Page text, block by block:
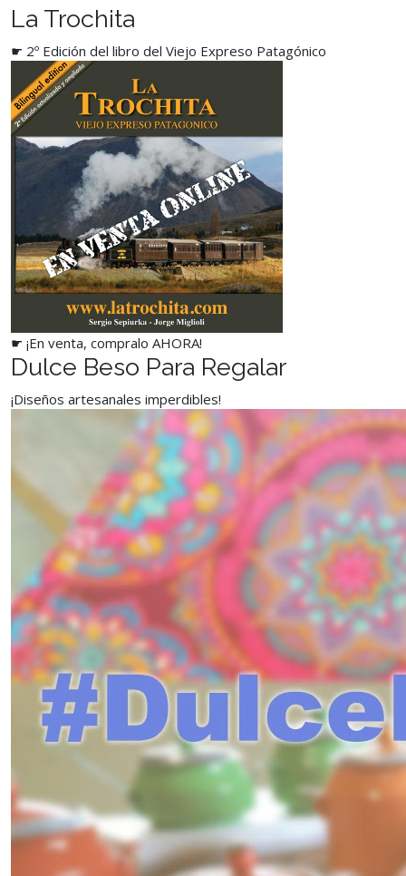
La Trochita
☛ 2º Edición del libro del Viejo Expreso Patagónico
☛ ¡En venta, compralo AHORA!
Dulce Beso Para Regalar
¡Diseños artesanales imperdibles!